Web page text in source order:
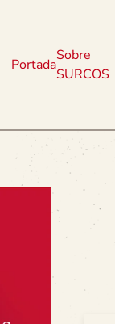
Portada
Sobre
SURCOS